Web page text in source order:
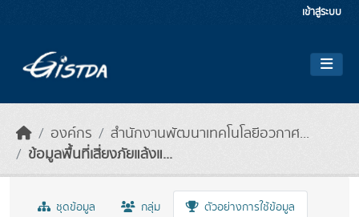
เข้าสู่ระบบ
องค์กร
สำนักงานพัฒนาเทคโนโลยีอวกาศ...
ข้อมูลพื้นที่เสี่ยงภัยแล้งแ...
ชุดข้อมูล กลุ่ม ตัวอย่างการใช้ข้อมูล